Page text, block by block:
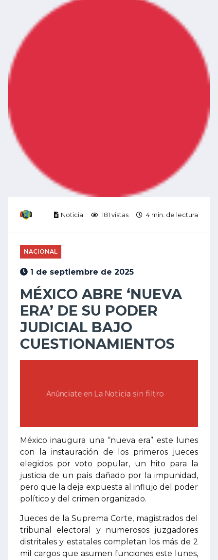
Noticia 181 vistas 4 min. de lectura
NACIONAL
1 de septiembre de 2025
MÉXICO ABRE ‘NUEVA
ERA’ DE SU PODER
JUDICIAL BAJO
CUESTIONAMIENTOS
México inaugura una “nueva era” este lunes
con la instauración de los primeros jueces
elegidos por voto popular, un hito para la
justicia de un país dañado por la impunidad,
pero que la deja expuesta al influjo del poder
político y del crimen organizado.
Jueces de la Suprema Corte, magistrados del
tribunal electoral y numerosos juzgadores
distritales y estatales completan los más de 2
mil cargos que asumen funciones este lunes,